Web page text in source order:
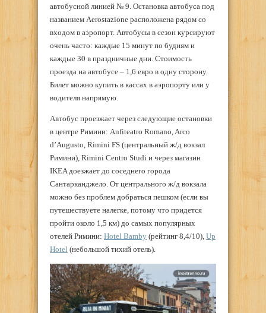
автобусной линией № 9. Остановка автобуса под
названием Aerostazione расположена рядом со
входом в аэропорт. Автобусы в сезон курсируют
очень часто: каждые 15 минут по будням и
каждые 30 в праздничные дни. Стоимость
проезда на автобусе – 1,6 евро в одну сторону.
Билет можно купить в кассах в аэропорту или у
водителя напрямую.
Автобус проезжает через следующие остановки
в центре Римини: Anfiteatro Romano, Arco
d’Augusto, Rimini FS (центральный ж/д вокзал
Римини), Rimini Centro Studi и через магазин
IKEA доезжает до соседнего города
Сантарканджело. От центрального ж/д вокзала
можно без проблем добраться пешком (если вы
путешествуете налегке, потому что придется
пройти около 1,5 км) до самых популярных
отелей Римини: Hotel Bamby (рейтинг 8,4/10), Up
Hotel (небольшой тихий отель).